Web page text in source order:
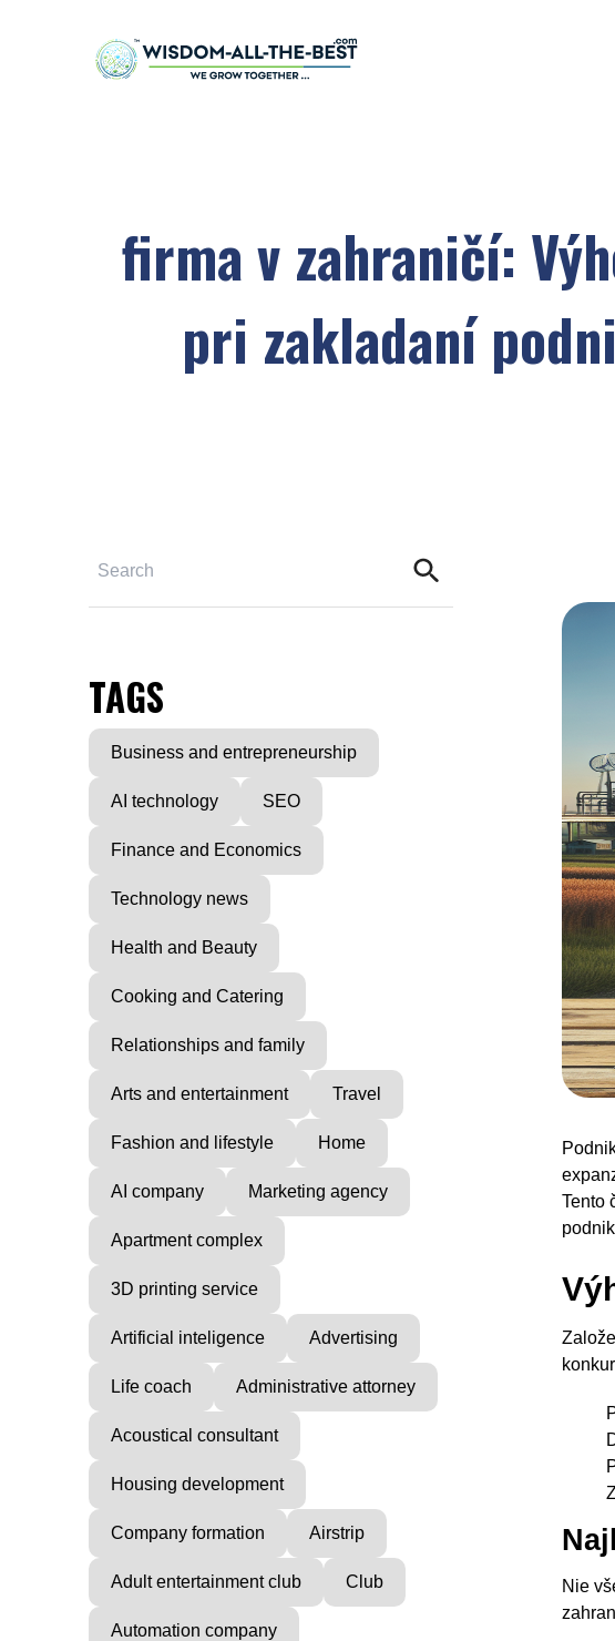
firma v zahraničí:
pri zakladaní
TAGS
Business and entrepreneurship
AI technology SEO
Finance and Economics
Technology news
Health and Beauty
Cooking and Catering
Relationships and family
Arts and entertainment Travel
Fashion and lifestyle Home
AI company Marketing agency
Apartment complex
3D printing service
Artificial inteligence Advertising
Life coach Administrative attorney
Acoustical consultant
Housing development
Company formation Airstrip
Adult entertainment club Club
Automation company
Tento
Nie